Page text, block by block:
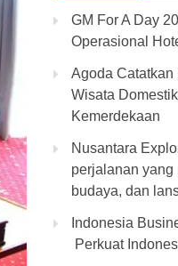
GM For A Day
Operasional
Agoda Catatkan
Wisata
Kemerdekaan
Nusantara
perjalanan yang
budaya, dan
Indonesia
Perkuat